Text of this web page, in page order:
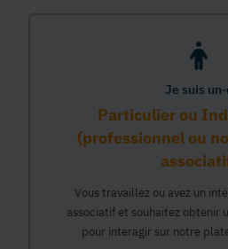
Je suis
Particulier ou
(professionnel ou
Vous travaillez ou avez un
associatif et souhaitez obtenir
pour interagir sur notre